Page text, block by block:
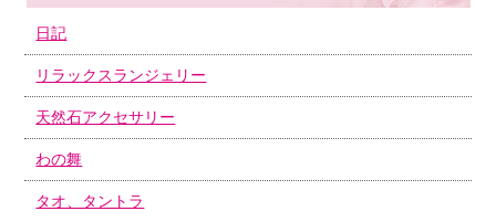
日記
リラックスランジェリー
天然石アクセサリー
わの舞
タオ、タントラ